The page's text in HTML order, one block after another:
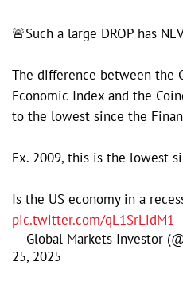
🚨Such a large DROP has
The difference between the
Economic Index and the
to the lowest since the
Ex. 2009, this is the lowest
Is the US economy in a
pic.twitter.com/qL1SrLidM1
— Global Markets Investor
25, 2025